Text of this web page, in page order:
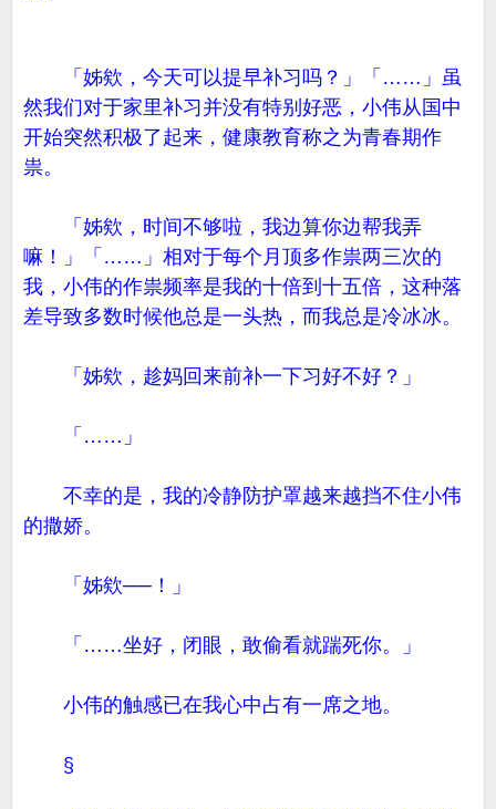
「姊欸，今天可以提早补习吗？」「……」虽
然我们对于家里补习并没有特别好恶，小伟从国中
开始突然积极了起来，健康教育称之为青春期作
祟。
「姊欸，时间不够啦，我边算你边帮我弄
嘛！」「……」相对于每个月顶多作祟两三次的
我，小伟的作祟频率是我的十倍到十五倍，这种落
差导致多数时候他总是一头热，而我总是冷冰冰。
「姊欸，趁妈回来前补一下习好不好？」
「……」
不幸的是，我的冷静防护罩越来越挡不住小伟
的撒娇。
「姊欸──！」
「……坐好，闭眼，敢偷看就踹死你。」
小伟的触感已在我心中占有一席之地。
§